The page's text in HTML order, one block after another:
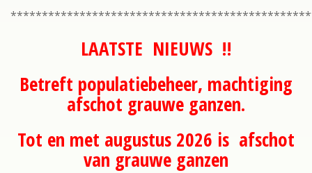
LAATSTE NIEUWS !!
Betreft populatiebeheer, machtiging
afschot grauwe ganzen.
Tot en met augustus 2026 is afschot
van grauwe ganzen